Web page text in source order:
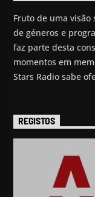
Fruto de uma
de géneros e
faz parte desta
momentos em
Stars Radio sabe
REGISTOS